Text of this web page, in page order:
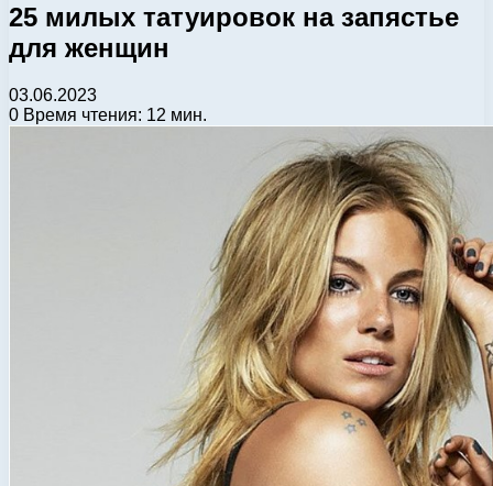
25 милых татуировок на запястье
для женщин
03.06.2023
0 Время чтения: 12 мин.